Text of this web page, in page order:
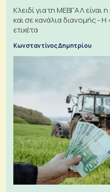
Κλειδί για τη ΜΕΒΓΑΛ είναι
και σε κανάλια διανομής - Η
ετικέτα
Κωνσταντίνος Δημητρίου